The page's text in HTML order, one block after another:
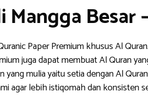
Besar
Paper Premium khusus Al
juga dapat membuat Al Quran
mulia yaitu setia dengan Al
agar lebih istiqomah dan konsisten